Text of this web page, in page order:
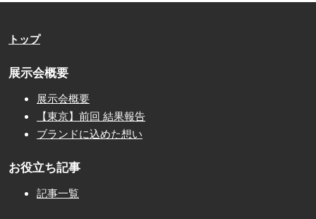
トップ
展示会概要
展示会概要
【東京】前回 結果報告
ブランドに込めた想い
お役立ち記事
記事一覧